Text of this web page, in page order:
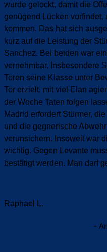
wurde gelockt, damit die
genügend Lücken vorfindet,
kommen. Das hat sich
kurz auf die Leistung der
Sanchez. Bei beiden war
vernehmbar. Insbesondere
Toren seine Klasse unter
Tor erzielt, mit viel Elan
der Woche Taten folgen
Madrid erfordert Stürmer,
und die gegnerische
verunsichern. Insoweit war
wichtig. Gegen Levante
bestätigt werden. Man darf
Raphael L.
-